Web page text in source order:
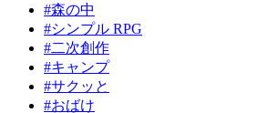
#森の中
#シンプル RPG
#二次創作
#キャンプ
#サクッと
#おばけ